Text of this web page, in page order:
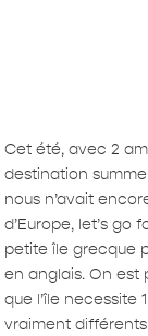
Cet été, avec 2
destination
nous n’avait
d’Europe, let’s go
petite île grecque
en anglais. On est
que l’île necessite
vraiment